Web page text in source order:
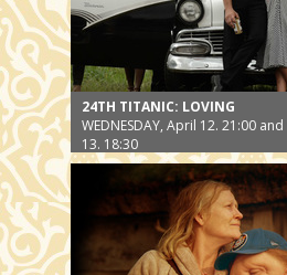
24TH TITANIC: LOVING
WEDNESDAY, April 12. 21:00
13. 18:30